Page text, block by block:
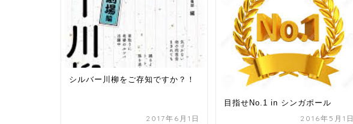
シルバー川柳をご存知ですか？！
2017年6月1日
目指せNo.1 in シンガポール
2016年5月1日